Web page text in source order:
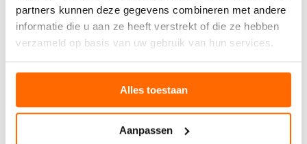
partners kunnen deze gegevens combineren met andere
informatie die u aan ze heeft verstrekt of die ze hebben
verzameld op basis van uw gebruik van hun services.
Alles toestaan
Aanpassen